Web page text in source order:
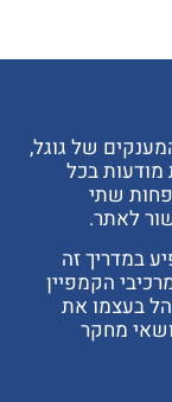
של גוגל,
לפחות ב-2 קבוצות מודעות בכל
שתי
לאתר.
במדריך זה
הקמפיין
בעצמו את
מחקר